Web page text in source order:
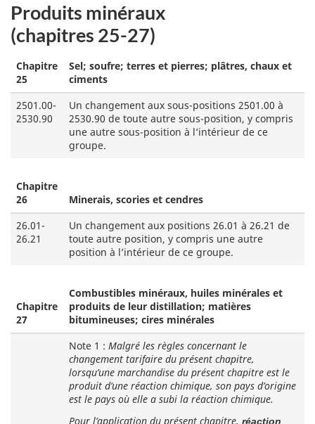
Produits minéraux
(chapitres 25-27)
Chapitre
25
Sel; soufre; terres et pierres; plâtres, chaux et
ciments
2501.00-
2530.90
Un changement aux sous-positions 2501.00 à
2530.90 de toute autre sous-position, y compris
une autre sous-position à l’intérieur de ce
groupe.
Chapitre
26
Minerais, scories et cendres
26.01-
26.21
Un changement aux positions 26.01 à 26.21 de
toute autre position, y compris une autre
position à l’intérieur de ce groupe.
Chapitre
27
Combustibles minéraux, huiles minérales et
produits de leur distillation; matières
bitumineuses; cires minérales
Note 1 : Malgré les règles concernant le
changement tarifaire du présent chapitre,
lorsqu’une marchandise du présent chapitre est le
produit d’une réaction chimique, son pays d’origine
est le pays où elle a subi la réaction chimique.
Pour l’application du présent chapitre, réaction